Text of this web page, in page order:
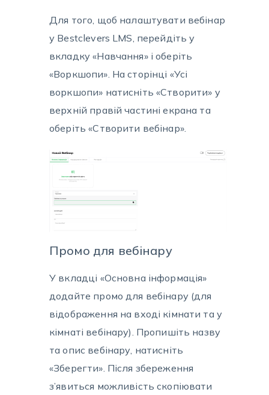
Для того, щоб налаштувати вебінар
у Bestclevers LMS, перейдіть у
вкладку «Навчання» і оберіть
«Воркшопи». На сторінці «Усі
воркшопи» натисніть «Створити» у
верхній правій частині екрана та
оберіть «Створити вебінар».
Промо для вебінару
У вкладці «Основна інформація»
додайте промо для вебінару (для
відображення на вході кімнати та у
кімнаті вебінару). Пропишіть назву
та опис вебінару, натисніть
«Зберегти». Після збереження
з’явиться можливість скопіювати